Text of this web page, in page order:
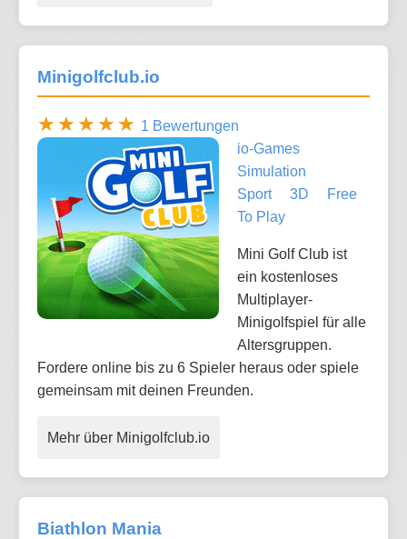
Minigolfclub.io
1 Bewertungen
io-Games
Simulation
Sport
3D
Free
To Play
Mini Golf Club ist
ein kostenloses
Multiplayer-
Minigolfspiel für alle
Altersgruppen.
Fordere online bis zu 6 Spieler heraus oder spiele
gemeinsam mit deinen Freunden.
Mehr über Minigolfclub.io
Biathlon Mania